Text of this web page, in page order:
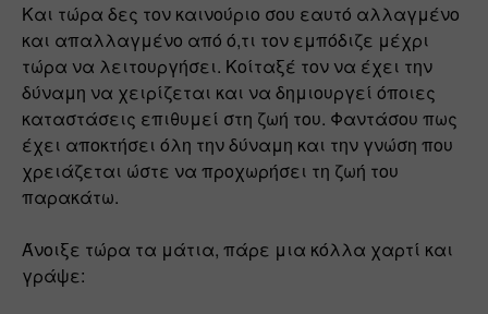
Και τώρα δες τον καινούριο σου εαυτό αλλαγμένο
και απαλλαγμένο από ό,τι τον εμπόδιζε μέχρι
τώρα να λειτουργήσει. Κοίταξέ τον να έχει την
δύναμη να χειρίζεται και να δημιουργεί όποιες
καταστάσεις επιθυμεί στη ζωή του. Φαντάσου πως
έχει αποκτήσει όλη την δύναμη και την γνώση που
χρειάζεται ώστε να προχωρήσει τη ζωή του
παρακάτω.
Άνοιξε τώρα τα μάτια, πάρε μια κόλλα χαρτί και
γράψε: